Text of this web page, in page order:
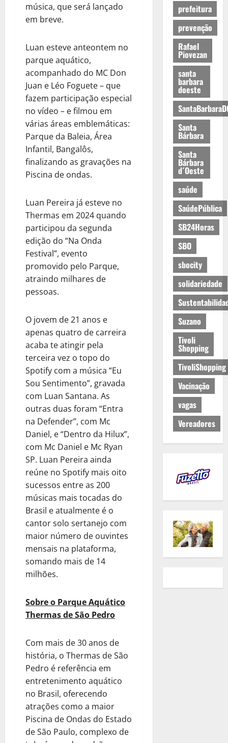
música, que será lançado
em breve.
Luan esteve anteontem no
parque aquático,
acompanhado do MC Don
Juan e Léo Foguete – que
fazem participação especial
no vídeo – e filmou em
várias áreas emblemáticas:
Parque da Baleia, Área
Infantil, Bangalôs,
finalizando as gravações na
Piscina de ondas.
Luan Pereira já esteve no
Thermas em 2024 quando
participou da segunda
edição do “Na Onda
Festival”, evento
promovido pelo Parque,
atraindo milhares de
pessoas.
O jovem de 21 anos e
apenas quatro de carreira
acaba te atingir pela
terceira vez o topo do
Spotify com a música “Eu
Sou Sentimento”, gravada
com Luan Santana. As
outras duas foram “Entra
na Defender”, com Mc
Daniel, e “Dentro da Hilux”,
com Mc Daniel e Mc Ryan
SP. Luan Pereira ainda
reúne no Spotify mais oito
sucessos entre as 200
músicas mais tocadas do
Brasil e atualmente é o
cantor solo sertanejo com
maior número de ouvintes
mensais na plataforma,
somando mais de 14
milhões.
Sobre o Parque Aquático
Thermas de São Pedro
Com mais de 30 anos de
história, o Thermas de São
Pedro é referência em
entretenimento aquático
no Brasil, oferecendo
atrações como a maior
Piscina de Ondas do Estado
de São Paulo, complexo de
prefeitura
prevenção
Rafael
Piovezan
santa
barbara
doeste
Santa
Bárbara
Santa
Bárbara
d´Oeste
saúde
SaúdePública
SB24Horas
SBO
sbocity
solidariedade
Suzano
Tivoli
Shopping
TivoliShopping
Vacinação
vagas
Vereadores